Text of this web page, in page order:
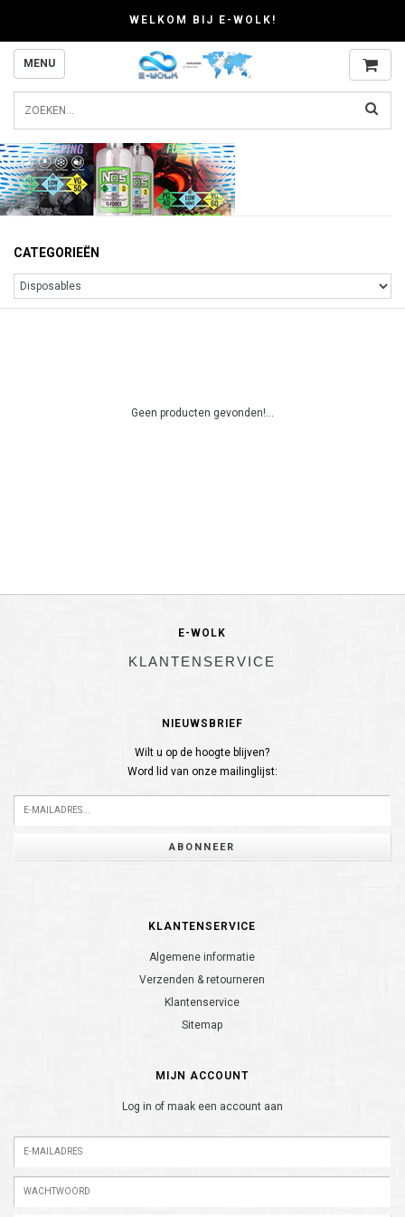
WELKOM BIJ E-WOLK!
MENU
CATEGORIEËN
Geen producten gevonden!...
E-WOLK
KLANTENSERVICE
NIEUWSBRIEF
Wilt u op de hoogte blijven?
Word lid van onze mailinglijst:
ABONNEER
KLANTENSERVICE
Algemene informatie
Verzenden & retourneren
Klantenservice
Sitemap
MIJN ACCOUNT
Log in of maak een account aan